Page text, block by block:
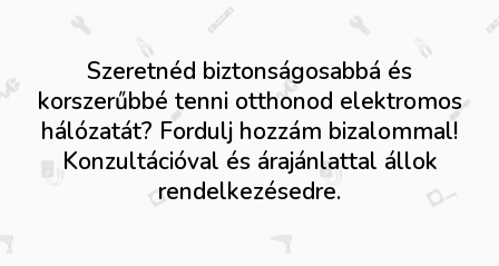
Szeretnéd biztonságosabbá és
korszerűbbé tenni otthonod elektromos
hálózatát? Fordulj hozzám bizalommal!
Konzultációval és árajánlattal állok
rendelkezésedre.